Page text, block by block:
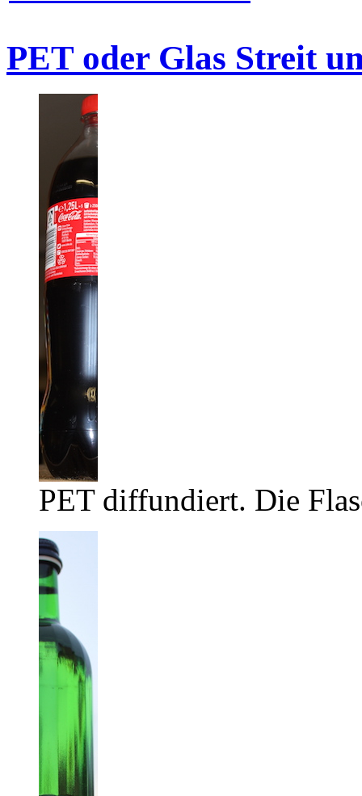
PET oder Glas Streit
PET diffundiert. Die